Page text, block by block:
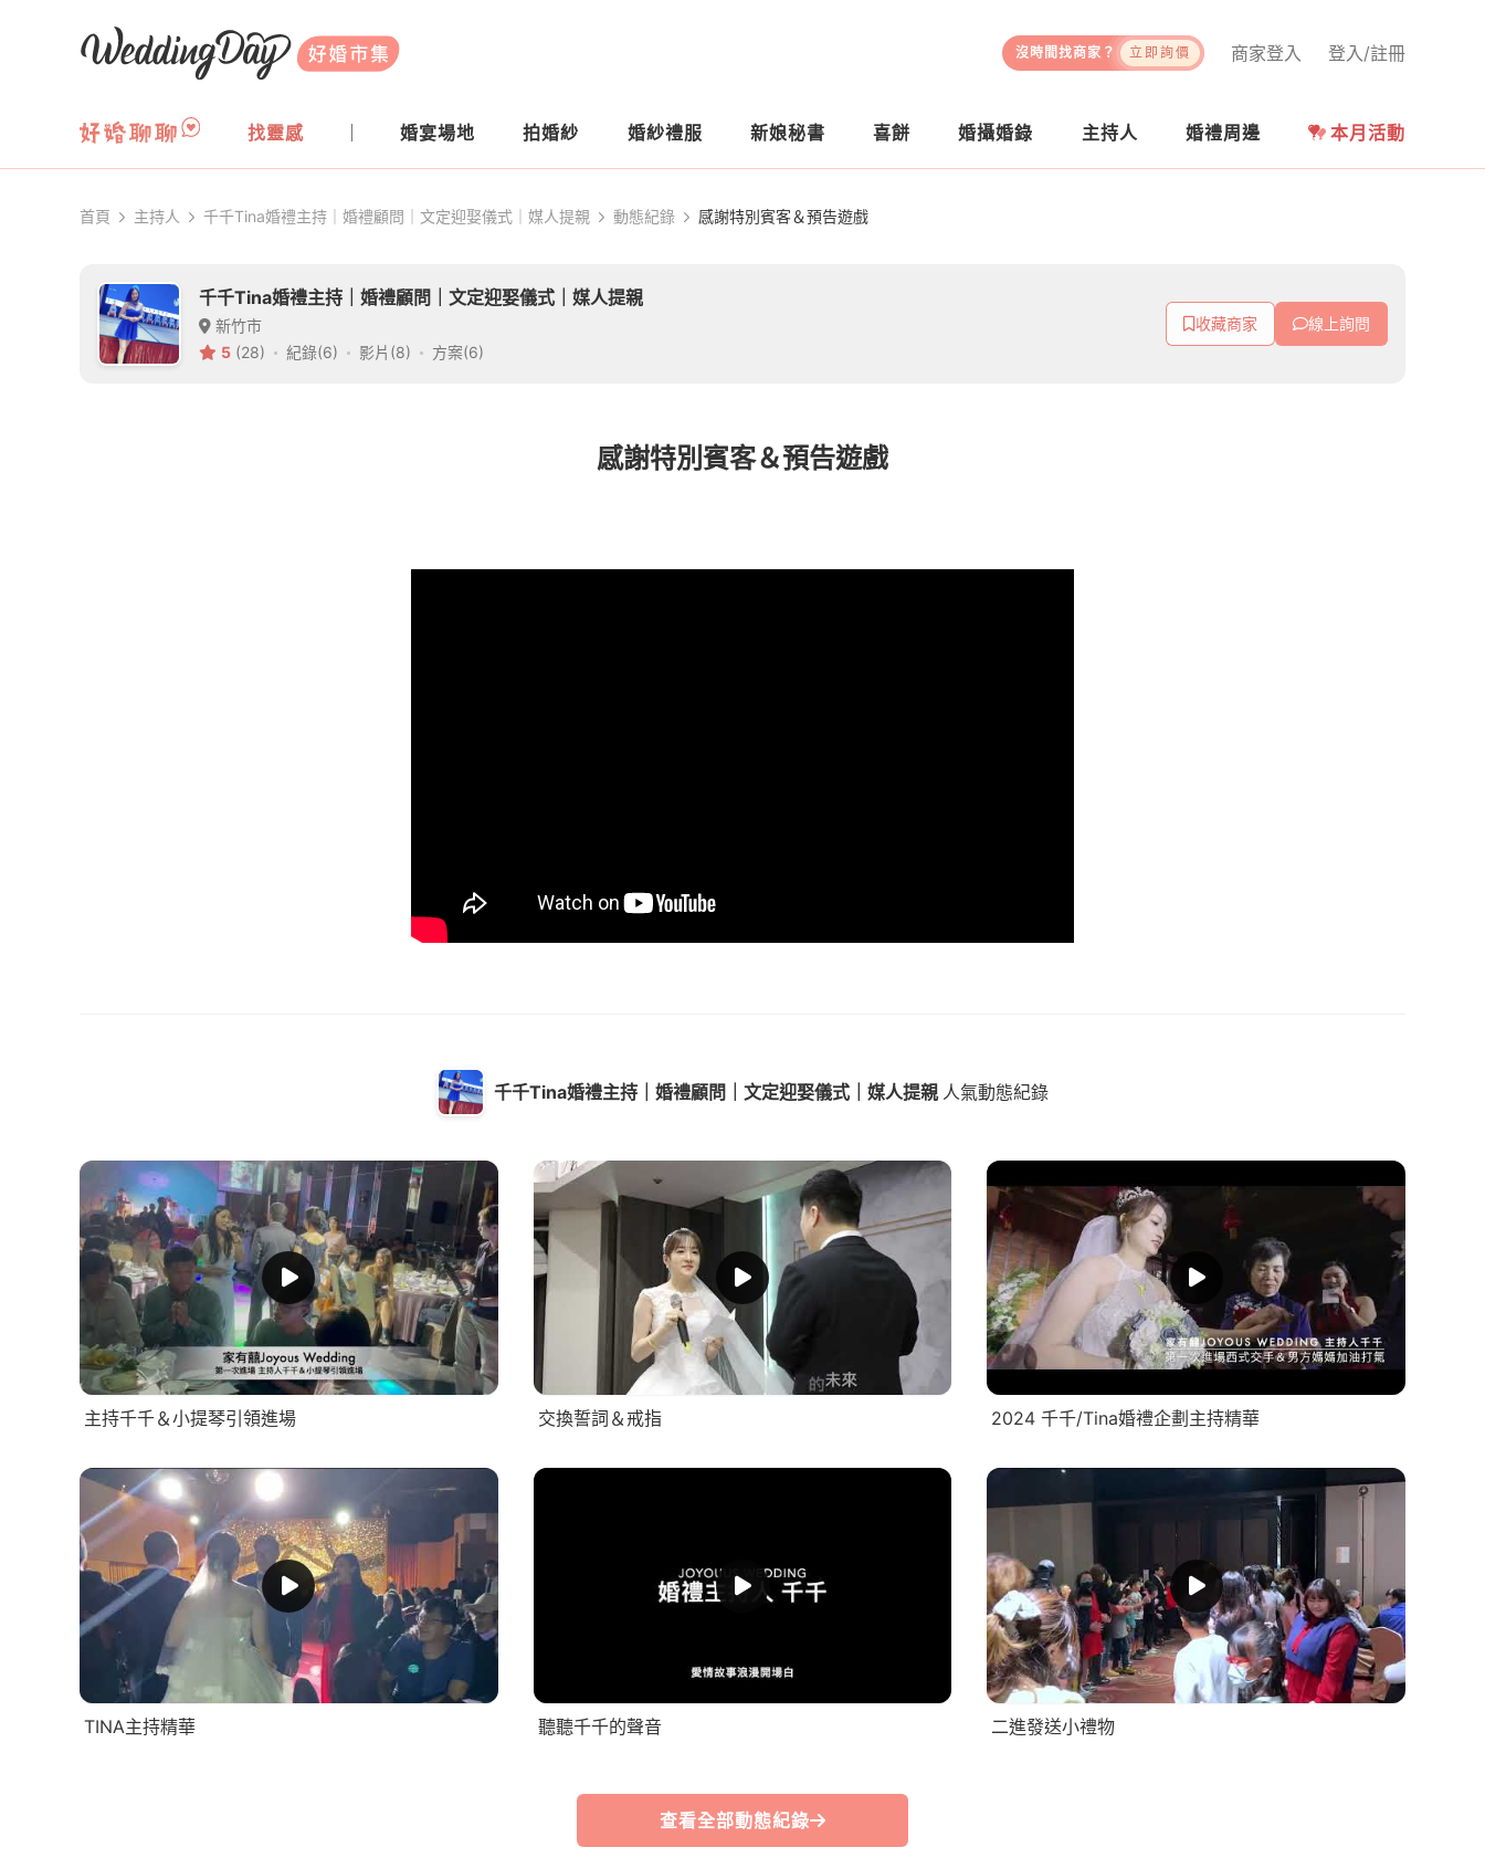
WeddingDay 好婚市集
登入/註冊
商家登入
沒時間找商家？ 立即詢價
找靈感 婚宴場地 拍婚紗 婚紗禮服 新娘秘書 喜餅 婚攝婚錄 主持人 婚禮周邊 本月活動
首頁 主持人 千千Tina婚禮主持｜婚禮顧問｜文定迎娶儀式｜媒人提親 動態紀錄 感謝特別賓客＆預告遊戲
千千Tina婚禮主持｜婚禮顧問｜文定迎娶儀式｜媒人提親
新竹市
5 (28) 紀錄(6) 影片(8) 方案(6)
收藏商家 線上詢問
感謝特別賓客＆預告遊戲
千千Tina婚禮主持｜婚禮顧問｜文定迎娶儀式｜媒人提親 人氣動態紀錄
主持千千＆小提琴引領進場 交換誓詞＆戒指 2024 千千/Tina婚禮企劃主持精華
TINA主持精華 聽聽千千的聲音 二進發送小禮物
查看全部動態紀錄